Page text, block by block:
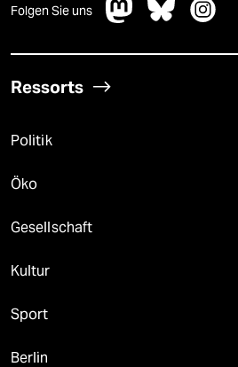
Folgen Sie uns
Ressorts
Politik
Öko
Gesellschaft
Kultur
Sport
Berlin